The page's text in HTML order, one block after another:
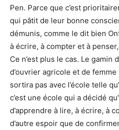
Pen. Parce que c’est
qui pâtit de leur bonne
démunis, comme le dit bien
à écrire, à compter et à
Ce n’est plus le cas. Le gamin
d’ouvrier agricole et de femme
sortira pas avec l’école telle
c’est une école qui a décidé
d’apprendre à lire, à écrire, à
d’autre espoir que de